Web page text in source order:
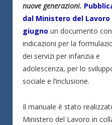
nuove generazioni.
dal Ministero del Lavoro
giugno un documento con
indicazioni per la
dei servizi per infanzia e
adolescenza, per lo
sociale e l’inclusione.
Il manuale è stato
Ministero del Lavoro in